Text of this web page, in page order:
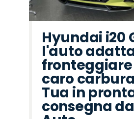
Hyundai i20
l'auto
caro
Tua in
consegna